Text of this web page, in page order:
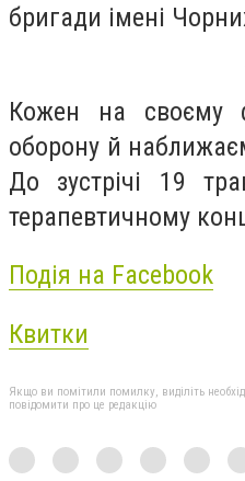
бригади імені
Кожен на своєму
оборону й
До зустрічі 19
терапевтичному
Подія на Facebook
Квитки
Якщо ви помітили помилку, виділіть
повідомити про це редакцію